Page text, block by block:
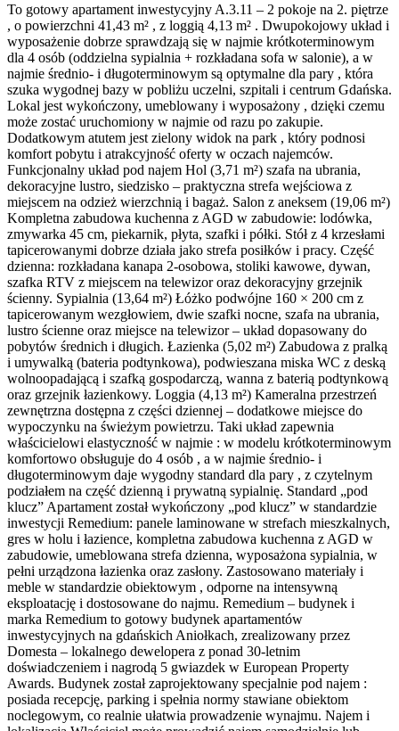
To gotowy apartament inwestycyjny A.3.11 – 2 pokoje na 2. piętrze
, o powierzchni 41,43 m² , z loggią 4,13 m² . Dwupokojowy układ i
wyposażenie dobrze sprawdzają się w najmie krótkoterminowym
dla 4 osób (oddzielna sypialnia + rozkładana sofa w salonie), a w
najmie średnio- i długoterminowym są optymalne dla pary , która
szuka wygodnej bazy w pobliżu uczelni, szpitali i centrum Gdańska.
Lokal jest wykończony, umeblowany i wyposażony , dzięki czemu
może zostać uruchomiony w najmie od razu po zakupie.
Dodatkowym atutem jest zielony widok na park , który podnosi
komfort pobytu i atrakcyjność oferty w oczach najemców.
Funkcjonalny układ pod najem Hol (3,71 m²) szafa na ubrania,
dekoracyjne lustro, siedzisko – praktyczna strefa wejściowa z
miejscem na odzież wierzchnią i bagaż. Salon z aneksem (19,06 m²)
Kompletna zabudowa kuchenna z AGD w zabudowie: lodówka,
zmywarka 45 cm, piekarnik, płyta, szafki i półki. Stół z 4 krzesłami
tapicerowanymi dobrze działa jako strefa posiłków i pracy. Część
dzienna: rozkładana kanapa 2-osobowa, stoliki kawowe, dywan,
szafka RTV z miejscem na telewizor oraz dekoracyjny grzejnik
ścienny. Sypialnia (13,64 m²) Łóżko podwójne 160 × 200 cm z
tapicerowanym wezgłowiem, dwie szafki nocne, szafa na ubrania,
lustro ścienne oraz miejsce na telewizor – układ dopasowany do
pobytów średnich i długich. Łazienka (5,02 m²) Zabudowa z pralką
i umywalką (bateria podtynkowa), podwieszana miska WC z deską
wolnoopadającą i szafką gospodarczą, wanna z baterią podtynkową
oraz grzejnik łazienkowy. Loggia (4,13 m²) Kameralna przestrzeń
zewnętrzna dostępna z części dziennej – dodatkowe miejsce do
wypoczynku na świeżym powietrzu. Taki układ zapewnia
właścicielowi elastyczność w najmie : w modelu krótkoterminowym
komfortowo obsługuje do 4 osób , a w najmie średnio- i
długoterminowym daje wygodny standard dla pary , z czytelnym
podziałem na część dzienną i prywatną sypialnię. Standard „pod
klucz” Apartament został wykończony „pod klucz” w standardzie
inwestycji Remedium: panele laminowane w strefach mieszkalnych,
gres w holu i łazience, kompletna zabudowa kuchenna z AGD w
zabudowie, umeblowana strefa dzienna, wyposażona sypialnia, w
pełni urządzona łazienka oraz zasłony. Zastosowano materiały i
meble w standardzie obiektowym , odporne na intensywną
eksploatację i dostosowane do najmu. Remedium – budynek i
marka Remedium to gotowy budynek apartamentów
inwestycyjnych na gdańskich Aniołkach, zrealizowany przez
Domesta – lokalnego dewelopera z ponad 30-letnim
doświadczeniem i nagrodą 5 gwiazdek w European Property
Awards. Budynek został zaprojektowany specjalnie pod najem :
posiada recepcję, parking i spełnia normy stawiane obiektom
noclegowym, co realnie ułatwia prowadzenie wynajmu. Najem i